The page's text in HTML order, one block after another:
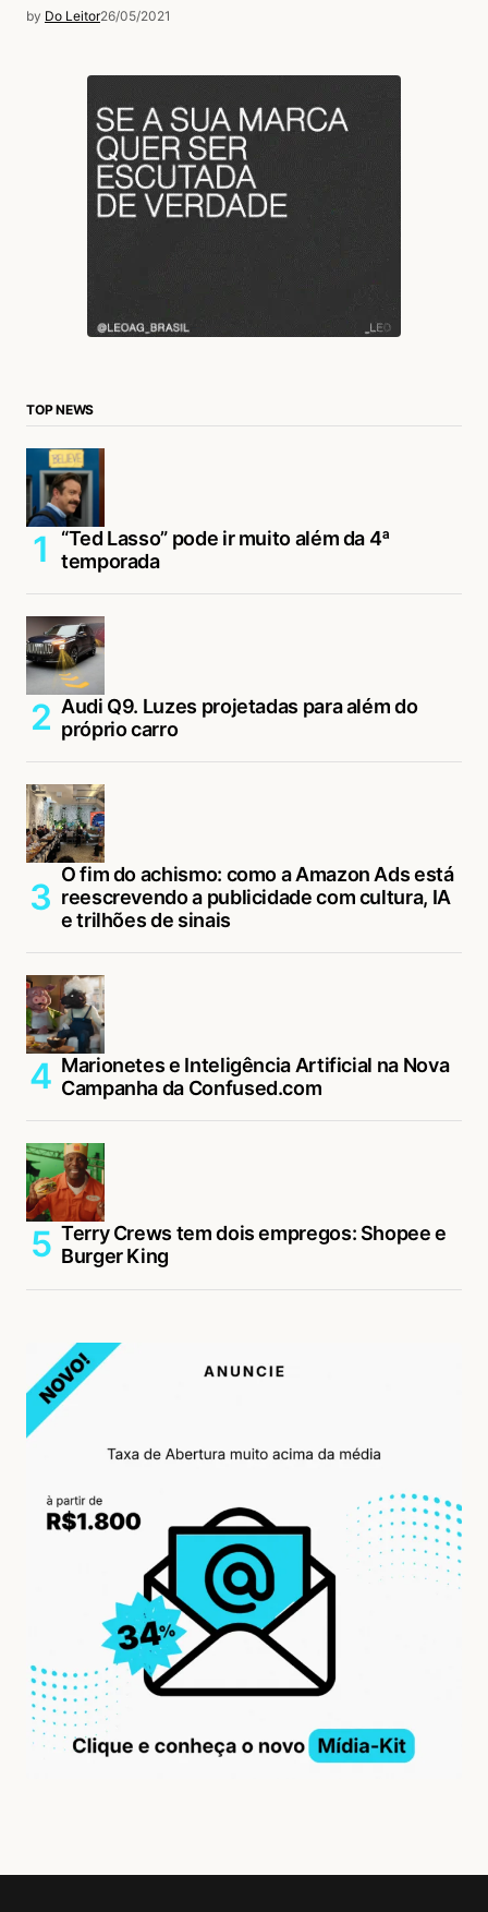
by Do Leitor26/05/2021
TOP NEWS
“Ted Lasso” pode ir muito além da 4ª
temporada
Audi Q9. Luzes projetadas para além do
próprio carro
O fim do achismo: como a Amazon Ads está
reescrevendo a publicidade com cultura, IA
e trilhões de sinais
Marionetes e Inteligência Artificial na Nova
Campanha da Confused.com
Terry Crews tem dois empregos: Shopee e
Burger King